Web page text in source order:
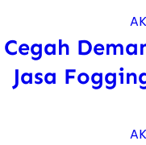
Cegah
Jasa